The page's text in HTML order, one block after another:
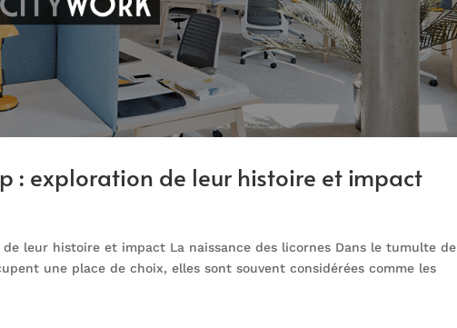
: exploration de leur histoire et impact
leur histoire et impact La naissance des licornes Dans le tumulte de
une place de choix, elles sont souvent considérées comme les